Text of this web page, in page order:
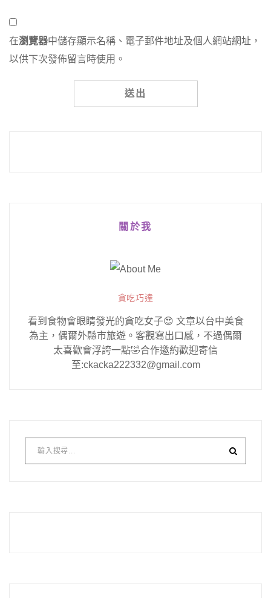
在瀏覽器中儲存顯示名稱、電子郵件地址及個人網站網址，
以供下次發佈留言時使用。
關於我
貪吃巧達
看到食物會眼睛發光的貪吃女子😍 文章以台中美食
為主，偶爾外縣市旅遊。客觀寫出口感，不過偶爾
太喜歡會浮誇一點🤣合作邀約歡迎寄信
至:ckacka222332@gmail.com